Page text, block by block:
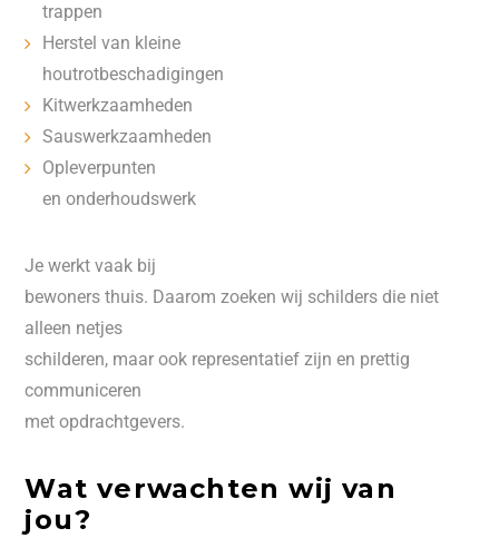
trappen
Herstel van kleine
houtrotbeschadigingen
Kitwerkzaamheden
Sauswerkzaamheden
Opleverpunten
en onderhoudswerk
Je werkt vaak bij
bewoners thuis. Daarom zoeken wij schilders die niet
alleen netjes
schilderen, maar ook representatief zijn en prettig
communiceren
met opdrachtgevers.
Wat verwachten wij van
jou?